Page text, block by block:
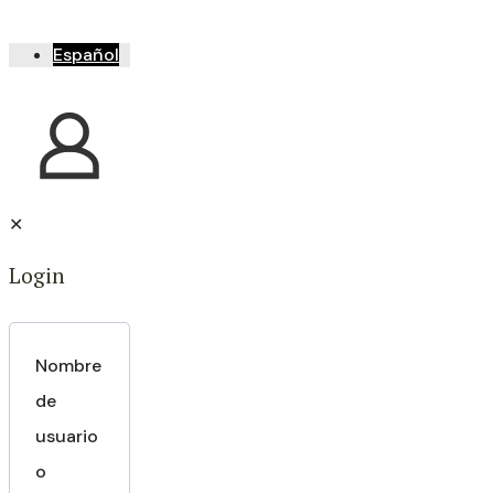
Español
✕
Login
Nombre
de
usuario
o